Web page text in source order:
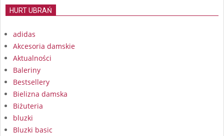
HURT UBRAŃ
adidas
Akcesoria damskie
Aktualności
Baleriny
Bestsellery
Bielizna damska
Biżuteria
bluzki
Bluzki basic